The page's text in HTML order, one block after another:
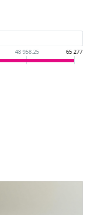
48 958.25 65 277